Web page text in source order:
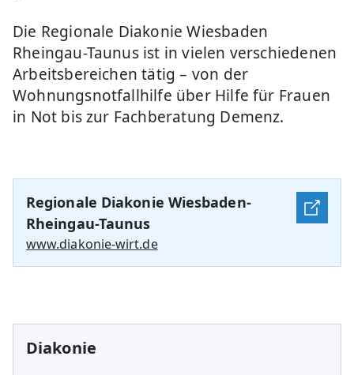
Die Regionale Diakonie Wiesbaden
Rheingau-Taunus ist in vielen verschiedenen
Arbeitsbereichen tätig – von der
Wohnungsnotfallhilfe über Hilfe für Frauen
in Not bis zur Fachberatung Demenz.
Regionale Diakonie Wiesbaden-
Rheingau-Taunus
www.diakonie-wirt.de
Diakonie